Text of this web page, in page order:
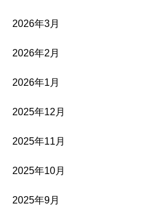
2026年3月
2026年2月
2026年1月
2025年12月
2025年11月
2025年10月
2025年9月